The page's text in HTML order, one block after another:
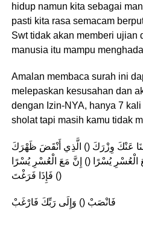
hidup namun kita sebagai
pasti kita rasa semacam
Swt tidak akan memberi ujian
manusia itu mampu
Amalan membaca surah ini
melepaskan kesusahan dan
dengan Izin-NYA, hanya 7
sholat tapi masih kamu tidak
عَنْكَ وِزْرَكَ () الَّذِي أَنْقَضَ ظَهْرَكَ
يُسْرًا () إِنَّ مَعَ الْعُسْرِ يُسْرًا
() فَإِذَا فَرَغْتَ
فَانْصَبْ () وَإِلَى رَبِّكَ فَارْغَبْ